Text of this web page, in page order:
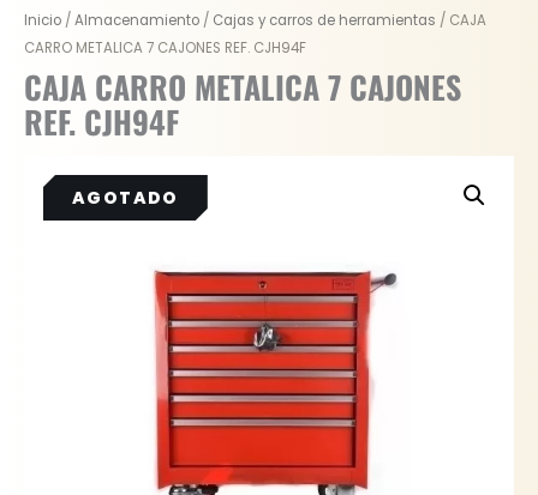
Inicio /Almacenamiento / Cajas y carros de herramientas / CAJA
CARRO METALICA 7 CAJONES REF. CJH94F
CAJA CARRO METALICA 7 CAJONES
REF. CJH94F
Original
price
was:
$ 2.591.200.
Current
price
is:
$ 1.943.400.